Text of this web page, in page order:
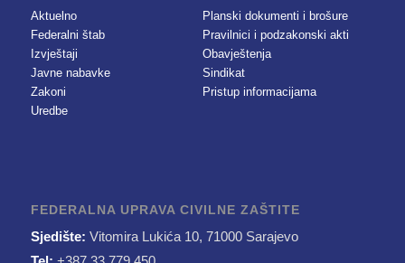
Aktuelno
Federalni štab
Izvještaji
Javne nabavke
Zakoni
Uredbe
Planski dokumenti i brošure
Pravilnici i podzakonski akti
Obavještenja
Sindikat
Pristup informacijama
FEDERALNA UPRAVA CIVILNE ZAŠTITE
Sjedište: Vitomira Lukića 10, 71000 Sarajevo